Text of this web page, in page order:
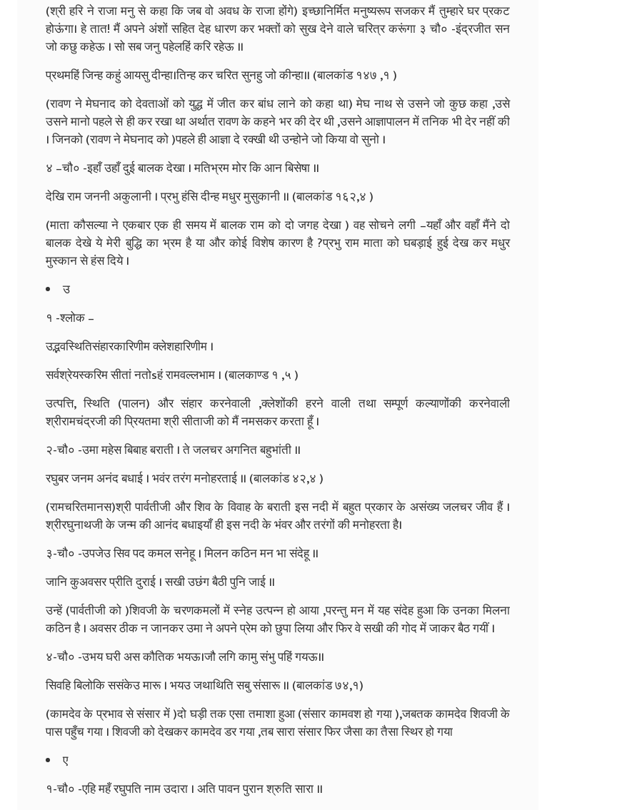
(श्री हरि ने राजा मनु से कहा कि जब वो अवध के राजा होंगे) इच्छानिर्मित मनुष्यरूप सजकर मैं तुम्हारे घर प्रकट
होऊंगा। हे तात! मैं अपने अंशों सहित देह धारण कर भक्तों को सुख देने वाले चरित्र करूंगा ३ चौ० -इंद्रजीत सन
जो कछु कहेऊ । सो सब जनु पहेलहिं करि रहेऊ ॥
प्रथमहिं जिन्ह कहुं आयसु दीन्हा।तिन्ह कर चरित सुनहु जो कीन्हा॥ (बालकांड १४७ ,१ )
(रावण ने मेघनाद को देवताओं को युद्ध में जीत कर बांध लाने को कहा था) मेघ नाथ से उसने जो कुछ कहा ,उसे
उसने मानो पहले से ही कर रखा था अर्थात रावण के कहने भर की देर थी ,उसने आज्ञापालन में तनिक भी देर नहीं की
। जिनको (रावण ने मेघनाद को )पहले ही आज्ञा दे रक्खी थी उन्होने जो किया वो सुनो ।
४ –चौ० -इहाँ उहाँ दुई बालक देखा । मतिभ्रम मोर कि आन बिसेषा ॥
देखि राम जननी अकुलानी । प्रभु हंसि दीन्ह मधुर मुसुकानी ॥ (बालकांड १६२,४ )
(माता कौसल्या ने एकबार एक ही समय में बालक राम को दो जगह देखा ) वह सोचने लगी –यहाँ और वहाँ मैंने दो
बालक देखे ये मेरी बुद्धि का भ्रम है या और कोई विशेष कारण है ?प्रभु राम माता को घबड़ाई हुई देख कर मधुर
मुस्कान से हंस दिये ।
उ
१ -श्लोक –
उद्भवस्थितिसंहारकारिणीम क्लेशहारिणीम ।
सर्वश्रेयस्करिम सीतां नतोsहं रामवल्लभाम । (बालकाण्ड १ ,५ )
उत्पत्ति, स्थिति (पालन) और संहार करनेवाली ,क्लेशोंकी हरने वाली तथा सम्पूर्ण कल्याणोंकी करनेवाली
श्रीरामचंद्रजी की प्रियतमा श्री सीताजी को मैं नमसकर करता हूँ ।
२-चौ० -उमा महेस बिबाह बराती । ते जलचर अगनित बहुभांती ॥
रघुबर जनम अनंद बधाई । भवंर तरंग मनोहरताई ॥ (बालकांड ४२,४ )
(रामचरितमानस)श्री पार्वतीजी और शिव के विवाह के बराती इस नदी में बहुत प्रकार के असंख्य जलचर जीव हैं ।
श्रीरघुनाथजी के जन्म की आनंद बधाइयाँ ही इस नदी के भंवर और तरंगों की मनोहरता है।
३-चौ० -उपजेउ सिव पद कमल सनेहू । मिलन कठिन मन भा संदेहू ॥
जानि कुअवसर प्रीति दुराई । सखी उछंग बैठी पुनि जाई ॥
उन्हें (पार्वतीजी को )शिवजी के चरणकमलों में स्नेह उत्पन्न हो आया ,परन्तु मन में यह संदेह हुआ कि उनका मिलना
कठिन है । अवसर ठीक न जानकर उमा ने अपने प्रेम को छुपा लिया और फिर वे सखी की गोद में जाकर बैठ गयीं ।
४-चौ० -उभय घरी अस कौतिक भयऊ।जौ लगि कामु संभु पहिं गयऊ॥
सिवहि बिलोकि ससंकेउ मारू । भयउ जथाथिति सबु संसारू ॥ (बालकांड ७४,१)
(कामदेव के प्रभाव से संसार में )दो घड़ी तक एसा तमाशा हुआ (संसार कामवश हो गया ),जबतक कामदेव शिवजी के
पास पहुँच गया । शिवजी को देखकर कामदेव डर गया ,तब सारा संसार फिर जैसा का तैसा स्थिर हो गया
ए
१-चौ० -एहि महँ रघुपति नाम उदारा । अति पावन पुरान श्रुति सारा ॥